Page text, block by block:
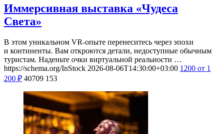
Иммерсивная выставка «Чудеса
Света»
В этом уникальном VR-опыте перенеситесь через эпохи
и континенты. Вам откроются детали, недоступные обычным
туристам. Наденьте очки виртуальной реальности …
https://schema.org/InStock 2026-08-06T14:30:00+03:00 1200 от 1
200 ₽ 40709 153